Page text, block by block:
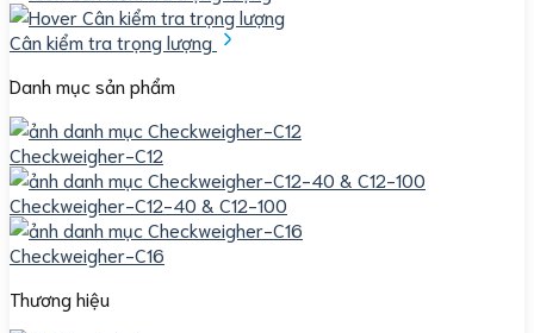
Cân kiểm tra trọng lượng
Danh mục sản phẩm
Checkweigher-C12
Checkweigher-C12-40 & C12-100
Checkweigher-C16
Thương hiệu